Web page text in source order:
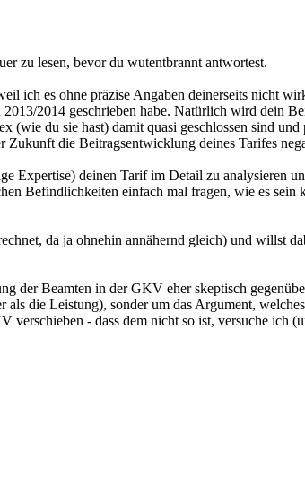
zu lesen, bevor du wutentbrannt antwortest.
ich es ohne präzise Angaben deinerseits nicht
2014 geschrieben habe. Natürlich wird dein
(wie du sie hast) damit quasi geschlossen sind
die Beitragsentwicklung deines Tarifes
Expertise) deinen Tarif im Detail zu analysieren
Befindlichkeiten einfach mal fragen, wie es
da ja ohnehin annähernd gleich) und willst
der Beamten in der GKV eher skeptisch
als die Leistung), sonder um das Argument,
verschieben - dass dem nicht so ist, versuche ich